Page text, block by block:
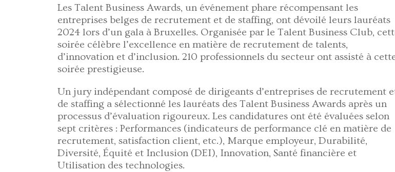
Les Talent Business Awards, un événement phare récompensant les
entreprises belges de recrutement et de staffing, ont dévoilé leurs lauréats
2024 lors d’un gala à Bruxelles. Organisée par le Talent Business Club,
soirée célèbre l’excellence en matière de recrutement de talents,
d’innovation et d’inclusion. 210 professionnels du secteur ont assisté à
soirée prestigieuse.
Un jury indépendant composé de dirigeants d’entreprises de recrutement
de staffing a sélectionné les lauréats des Talent Business Awards après un
processus d’évaluation rigoureux. Les candidatures ont été évaluées selon
sept critères : Performances (indicateurs de performance clé en matière de
recrutement, satisfaction client, etc.), Marque employeur, Durabilité,
Diversité, Équité et Inclusion (DEI), Innovation, Santé financière et
Utilisation des technologies.